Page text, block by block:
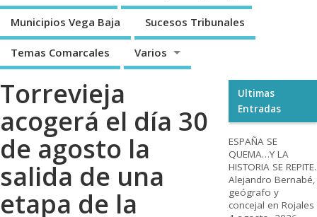
Municipios Vega Baja Sucesos Tribunales
Temas Comarcales Varios
Torrevieja
acogerá el día 30
de agosto la
salida de una
etapa de la
Ultimas
Entradas
ESPAÑA SE
QUEMA…Y LA
HISTORIA SE REPITE.
Alejandro Bernabé,
geógrafo y
concejal en Rojales